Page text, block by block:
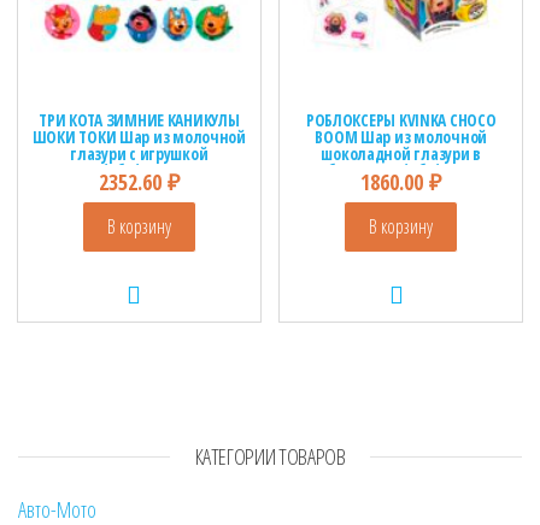
ТРИ КОТА ЗИМНИЕ КАНИКУЛЫ
ШОКИ ТОКИ Шар из молочной
глазури с игрушкой
1кор*8бл*18шт, 25г.
2352.60 ₽
В корзину
РОБЛОКСЕРЫ KVINKA CHOCO
BOOM Шар из молочной
шоколадной глазури в
коробочке 1кор*6бл*12шт, 28г.
1860.00₽
В корзину
КАТЕГОРИИ ТОВАРОВ
Авто-Мото